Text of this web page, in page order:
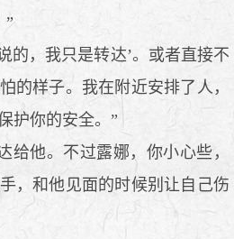
”
的，我只是转达’。或者直接不
的样子。我在附近安排了人，
护你的安全。”
他。不过露娜，你小心些，
，和他见面的时候别让自己伤